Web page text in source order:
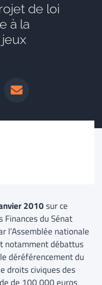
de loi
à la
2010sur ce
Finances du Sénat
l’Assemblée nationale
notamment débattus
déréférencement du
droits civiques des